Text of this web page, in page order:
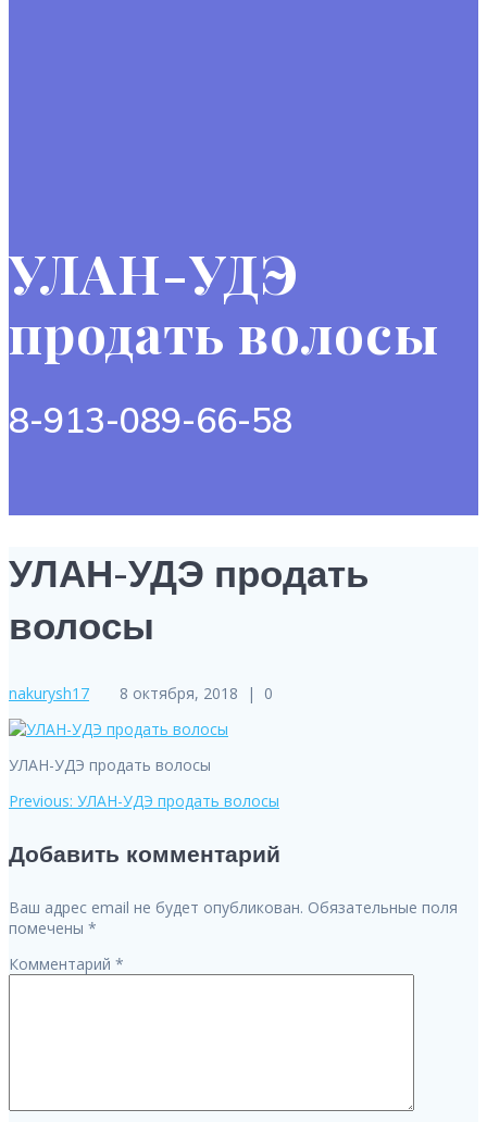
УЛАН-УДЭ
продать волосы
8-913-089-66-58
УЛАН-УДЭ продать
волосы
nakurysh17 8 октября, 2018 | 0
УЛАН-УДЭ продать волосы
Навигация
по
записям
Previous: Previous
УЛАН-УДЭ продать волосы
Добавить комментарий
Ваш адрес email не будет опубликован. Обязательные поля
помечены *
Комментарий *